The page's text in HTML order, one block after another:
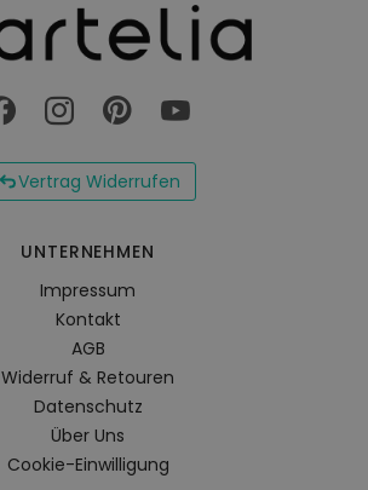
Vertrag Widerrufen
UNTERNEHMEN
Impressum
Kontakt
AGB
Widerruf & Retouren
Datenschutz
Über Uns
Cookie-Einwilligung